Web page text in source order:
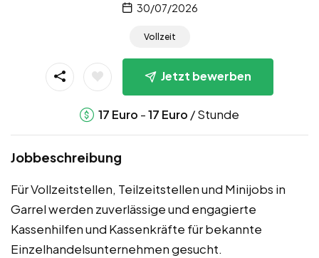
30/07/2026
Vollzeit
Jetzt bewerben
17 Euro -17 Euro / Stunde
Jobbeschreibung
Für Vollzeitstellen, Teilzeitstellen und Minijobs in
Garrel werden zuverlässige und engagierte
Kassenhilfen und Kassenkräfte für bekannte
Einzelhandelsunternehmen gesucht.